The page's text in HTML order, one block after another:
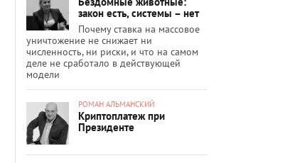
закон есть, системы – нет
Почему ставка на массовое
уничтожение не снижает ни
численность, ни риски, и что на самом
деле не сработало в действующей
модели
РОМАН АЛЬМАНСКИЙ
Криптоплатеж при
Президенте